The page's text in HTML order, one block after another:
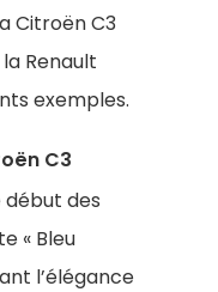
Citroën C3
Renault
exemples.
C3
début des
« Bleu
l’élégance